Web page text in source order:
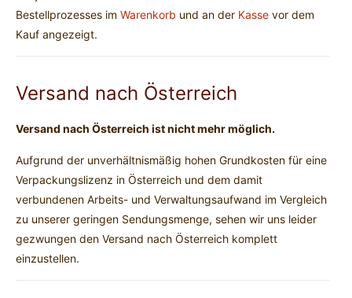
Bestellprozesses im Warenkorb und an der Kasse vor dem
Kauf angezeigt.
Versand nach Österreich
Versand nach Österreich ist nicht mehr möglich.
Aufgrund der unverhältnismäßig hohen Grundkosten für eine
Verpackungslizenz in Österreich und dem damit
verbundenen Arbeits- und Verwaltungsaufwand im Vergleich
zu unserer geringen Sendungsmenge, sehen wir uns leider
gezwungen den Versand nach Österreich komplett
einzustellen.